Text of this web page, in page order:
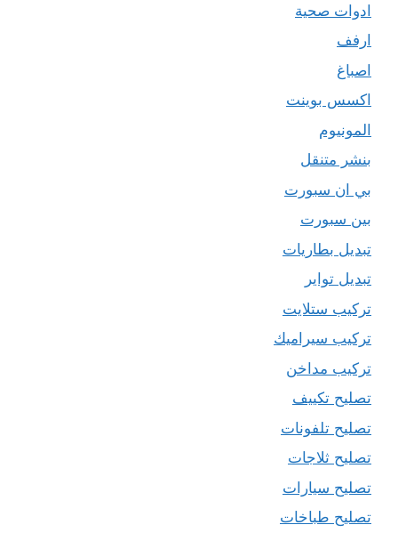
ادوات صحية
ارفف
اصباغ
اكسس بوينت
المونيوم
بنشر متنقل
بي ان سبورت
بين سبورت
تبديل بطاريات
تبديل تواير
تركيب ستلايت
تركيب سيراميك
تركيب مداخن
تصليح تكييف
تصليح تلفونات
تصليح ثلاجات
تصليح سيارات
تصليح طباخات